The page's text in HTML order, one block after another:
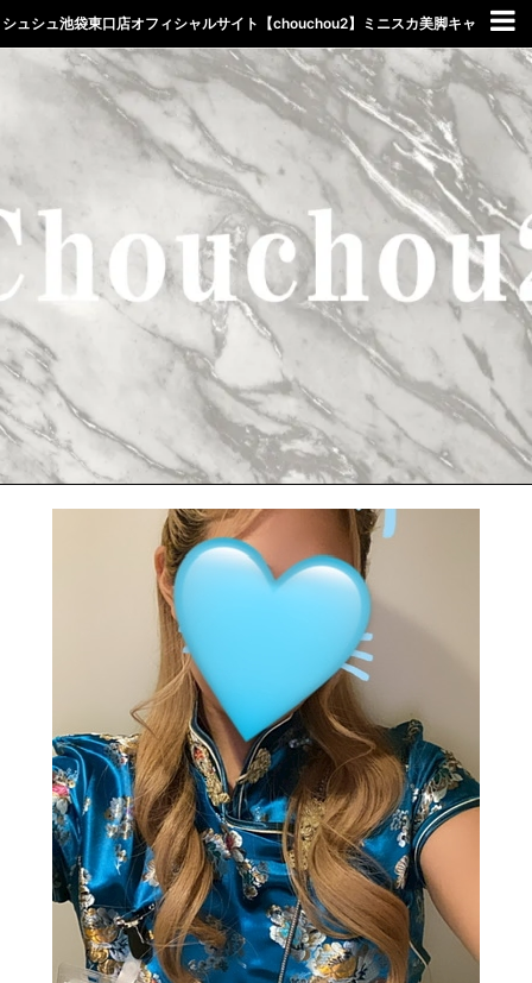
シュシュ池袋東口店オフィシャルサイト【chouchou2】ミニスカ美脚キャ
バクラしゅしゅ東